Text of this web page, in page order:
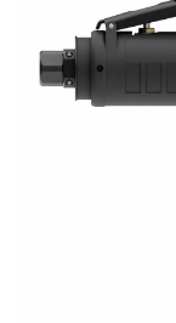
Bormasini
Chei pneumatice
Ciocane